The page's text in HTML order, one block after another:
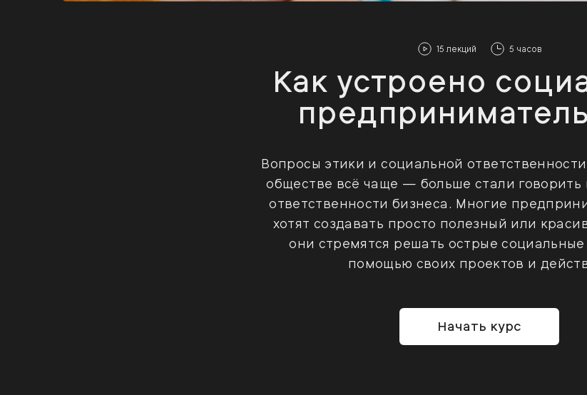
15 лекций 5 часов
Как устроено
Вопросы этики и социальной
обществе всё чаще — больше стали говорить
ответственности бизнеса. Многие
хотят создавать просто полезный или
они стремятся решать острые
помощью своих проектов и
Начать курс